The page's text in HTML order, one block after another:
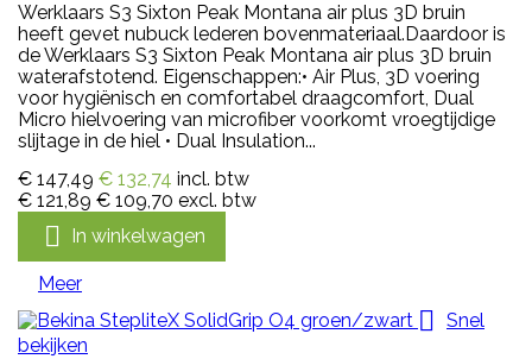
Werklaars S3 Sixton Peak Montana air plus 3D bruin
heeft gevet nubuck lederen bovenmateriaal.Daardoor is
de Werklaars S3 Sixton Peak Montana air plus 3D bruin
waterafstotend. Eigenschappen:• Air Plus, 3D voering
voor hygiënisch en comfortabel draagcomfort, Dual
Micro hielvoering van microfiber voorkomt vroegtijdige
slijtage in de hiel • Dual Insulation...
€ 147,49 € 132,74 incl. btw
€ 121,89 € 109,70 excl. btw
 In winkelwagen
Meer

Snel
bekijken